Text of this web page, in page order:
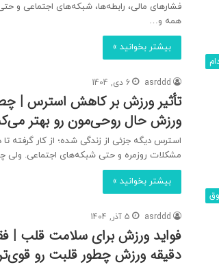
فشارهای مالی، رابطه‌ها، شبکه‌های اجتماعی و
همه و…
بیشتر بخوانید »
asrddd
6 دی, 1404
تأثیر ورزش بر کاهش استرس |
ورزش حال روحی‌مون رو بهتر
استرس دیگه جزئی از زندگی شده؛ از کار گرفته
مشکلات روزمره و حتی شبکه‌های اجتماعی. ولی
بیشتر بخوانید »
asrddd
5 آذر, 1404
دقیقه ورزش چطور قلبت رو